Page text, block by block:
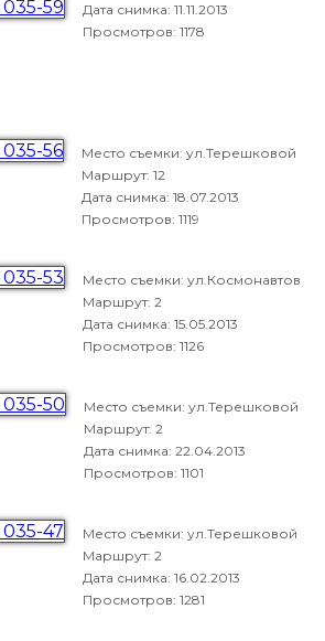
Дата снимка: 11.11.2013
Просмотров: 1178
Место съемки: ул.Терешковой
Маршрут: 12
Дата снимка: 18.07.2013
Просмотров: 1119
Место съемки: ул.Космонавтов
Маршрут: 2
Дата снимка: 15.05.2013
Просмотров: 1126
Место съемки: ул.Терешковой
Маршрут: 2
Дата снимка: 22.04.2013
Просмотров: 1101
Место съемки: ул.Терешковой
Маршрут: 2
Дата снимка: 16.02.2013
Просмотров: 1281